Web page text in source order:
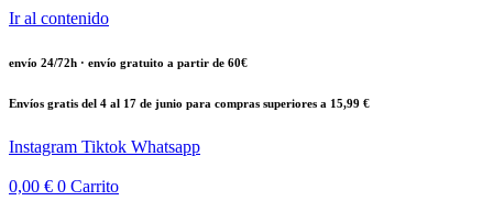
Ir al contenido
envío 24/72h · envío gratuito a partir de 60€
Envíos gratis del 4 al 17 de junio para compras superiores a 15,99 €
Instagram Tiktok Whatsapp
0,00 € 0 Carrito